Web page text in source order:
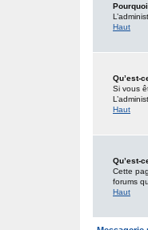
Haut
Qu’est-
Si vous
Haut
Qu’est-
Cette
forums
Haut